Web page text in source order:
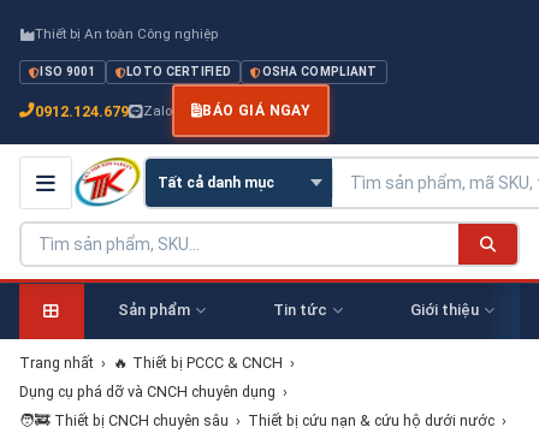
Thiết bị An toàn Công nghiệp
ISO 9001 LOTO CERTIFIED OSHA COMPLIANT
0912.124.679 Zalo BÁO GIÁ NGAY
Sản phẩm Tin tức Giới thiệu
Trang nhất › 🔥 Thiết bị PCCC & CNCH ›
Dụng cụ phá dỡ và CNCH chuyên dụng ›
🧑‍🚒 Thiết bị CNCH chuyên sâu › Thiết bị cứu nạn & cứu hộ dưới nước ›